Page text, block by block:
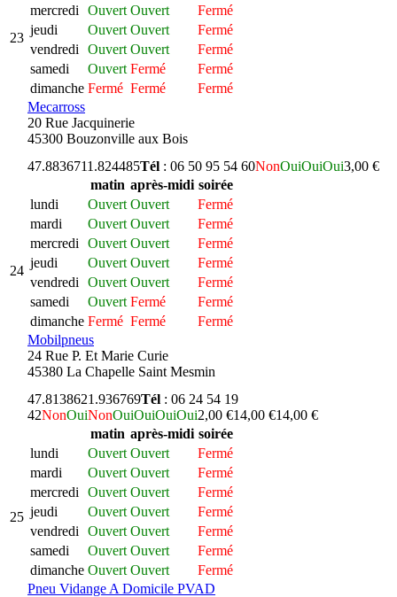
23
mercredi
Ouvert Ouvert
Fermé
jeudi
Ouvert Ouvert
Fermé
vendredi
Ouvert Ouvert
Fermé
samedi
Ouvert Fermé
Fermé
dimanche Fermé Fermé
Fermé
Mecarross
20 Rue Jacquinerie
45300 Bouzonville aux Bois
24
47.8836711.824485Tél : 06 50 95 54 60NonOuiOuiOui3,00 €
matin après-midi soirée
lundi
Ouvert Ouvert
Fermé
mardi
Ouvert Ouvert
Fermé
mercredi
Ouvert Ouvert
Fermé
jeudi
Ouvert Ouvert
Fermé
vendredi
Ouvert Ouvert
Fermé
samedi
Ouvert Fermé
Fermé
dimanche Fermé Fermé
Fermé
Mobilpneus
24 Rue P. Et Marie Curie
45380 La Chapelle Saint Mesmin
25
47.8138621.936769Tél : 06 24 54 19
42NonOuiNonOuiOuiOuiOui2,00 €14,00 €14,00 €
matin après-midi soirée
lundi
Ouvert Ouvert
Fermé
mardi
Ouvert Ouvert
Fermé
mercredi
Ouvert Ouvert
Fermé
jeudi
Ouvert Ouvert
Fermé
vendredi
Ouvert Ouvert
Fermé
samedi
Ouvert Ouvert
Fermé
dimanche Ouvert Ouvert
Fermé
Pneu Vidange A Domicile PVAD